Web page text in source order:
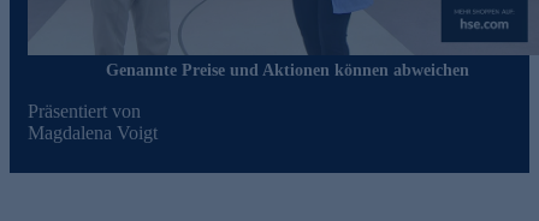
Genannte Preise und Aktionen können abweichen
Präsentiert von
Magdalena Voigt